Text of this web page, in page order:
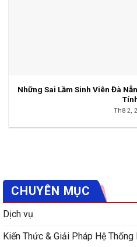
Những Sai Lầm Sinh Viên Đà
Th8 2,
CHUYÊN MỤC
Dịch vụ
Kiến Thức & Giải Pháp Hệ Thống